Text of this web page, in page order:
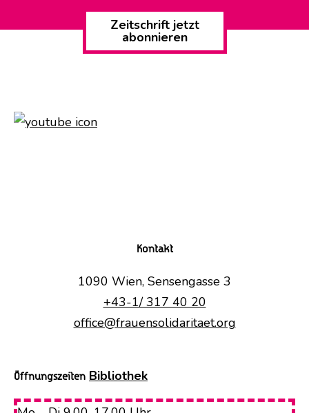
Zeitschrift jetzt
abonnieren
Kontakt
1090 Wien, Sensengasse 3
+43-1/ 317 40 20
office@frauensolidaritaet.org
Öffnungszeiten Bibliothek